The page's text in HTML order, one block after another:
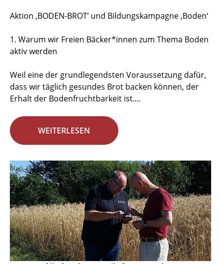
Aktion ‚BODEN-BROT‘ und Bildungskampagne ‚Boden‘
1. Warum wir Freien Bäcker*innen zum Thema Boden
aktiv werden
Weil eine der grundlegendsten Voraussetzung dafür,
dass wir täglich gesundes Brot backen können, der
Erhalt der Bodenfruchtbarkeit ist....
WEITERLESEN